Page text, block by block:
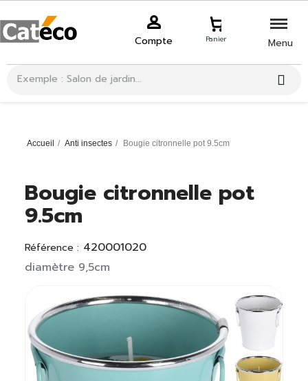
Compte Panier Menu
Accueil Anti insectes Bougie citronnelle pot 9.5cm
Bougie citronnelle pot
9.5cm
Référence : 420001020
diamètre 9,5cm